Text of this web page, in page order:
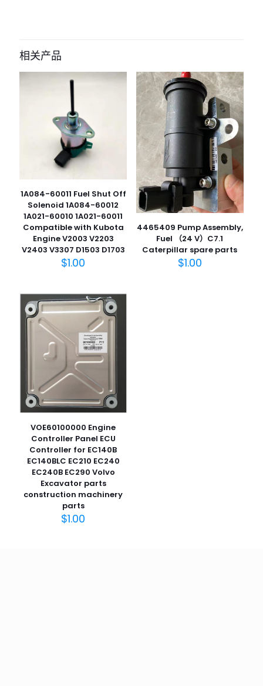
相关产品
1A084-60011 Fuel Shut Off
Solenoid 1A084-60012
1A021-60010 1A021-60011
Compatible with Kubota
Engine V2003 V2203
V2403 V3307 D1503 D1703
$1.00
4465409 Pump Assembly,
Fuel （24 V）C7.1
Caterpillar spare parts
$1.00
VOE60100000 Engine
Controller Panel ECU
Controller for EC140B
EC140BLC EC210 EC240
EC240B EC290 Volvo
Excavator parts
construction machinery
parts
$1.00